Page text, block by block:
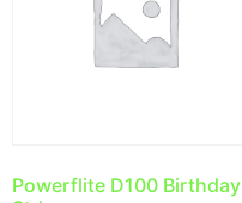
Powerflite D100 Birthday